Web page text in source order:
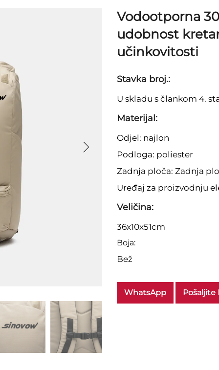
Vodootporna
udobnost
učinkovitosti
Stavka broj.:
U skladu s člankom 4.
Materijal:
Odjel: najlon
Podloga: poliester
Zadnja ploča: Zadnja
Uređaj za proizvodnju
Veličina:
36x10x51cm
Boja:
Bež
WhatsApp Pošaljite